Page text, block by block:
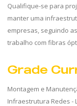
Qualifique-se para
manter uma
empresas, seguindo
trabalho com fibras
Grade
Montagem e
Infraestrutura Redes -